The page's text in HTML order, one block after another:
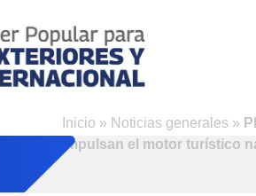
Inicio » Noticias generales »
impulsan el motor turístico